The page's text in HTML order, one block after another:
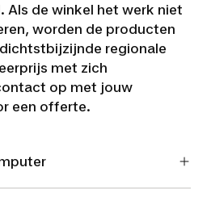
Als de winkel het werk niet
worden de producten
regionale
met zich
op met jouw
een offerte.